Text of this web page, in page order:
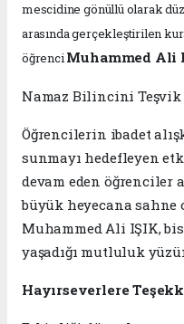
mescidine gönüllü olarak
arasında gerçekleştirilen
öğrenciMuhammed Ali
Namaz Bilincini Teşvik
Öğrencilerin ibadet
sunmayı hedefleyen
devam eden öğrenciler
büyük heyecana sahne
Muhammed Ali IŞIK,
yaşadığı mutluluk
Hayırseverlere